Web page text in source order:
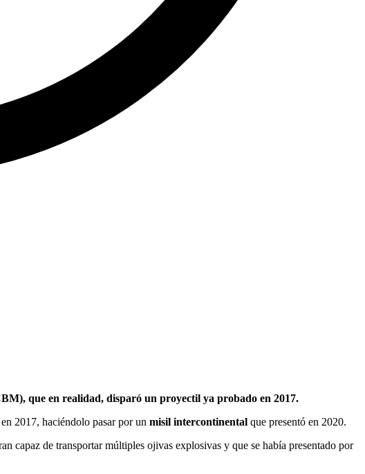
que en realidad, disparó un proyectil ya probado en 2017.
2017, haciéndolo pasar por un misil intercontinental que presentó en 2020.
capaz de transportar múltiples ojivas explosivas y que se había presentado por